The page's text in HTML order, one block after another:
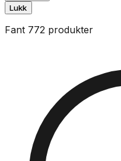
Lukk
Fant 772 produkter